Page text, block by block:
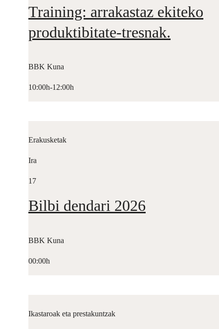
Training: arrakastaz ekiteko
produktibitate-tresnak.
BBK Kuna
10:00h-12:00h
Erakusketak
Ira
17
Bilbi dendari 2026
BBK Kuna
00:00h
Ikastaroak eta prestakuntzak